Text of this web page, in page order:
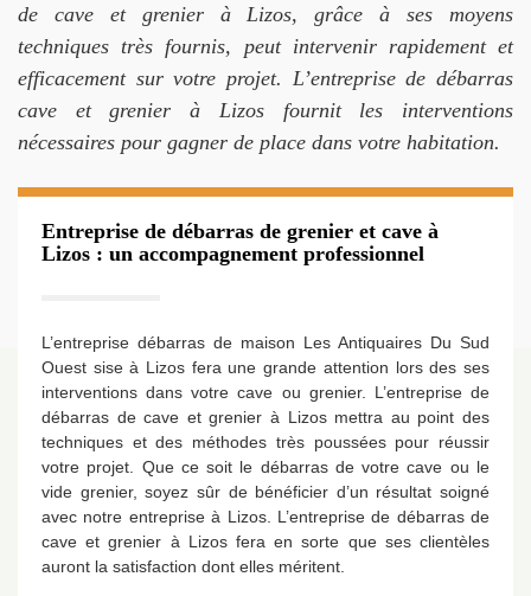
de cave et grenier à Lizos, grâce à ses moyens
techniques très fournis, peut intervenir rapidement et
efficacement sur votre projet. L’entreprise de débarras
cave et grenier à Lizos fournit les interventions
nécessaires pour gagner de place dans votre habitation.
Entreprise de débarras de grenier et cave à
Lizos : un accompagnement professionnel
L’entreprise débarras de maison Les Antiquaires Du Sud
Ouest sise à Lizos fera une grande attention lors des ses
interventions dans votre cave ou grenier. L’entreprise de
débarras de cave et grenier à Lizos mettra au point des
techniques et des méthodes très poussées pour réussir
votre projet. Que ce soit le débarras de votre cave ou le
vide grenier, soyez sûr de bénéficier d’un résultat soigné
avec notre entreprise à Lizos. L’entreprise de débarras de
cave et grenier à Lizos fera en sorte que ses clientèles
auront la satisfaction dont elles méritent.